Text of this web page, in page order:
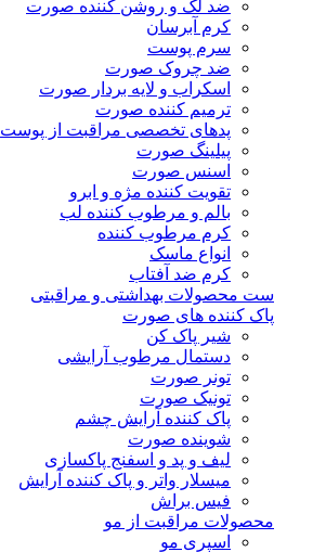
ضد لک و روشن کننده صورت
کرم آبرسان
سرم پوست
ضد چروک صورت
اسکراب و لایه بردار صورت
ترمیم کننده صورت
پدهای تخصصی مراقبت از پوست
پیلینگ صورت
اسنس صورت
تقویت کننده مژه و ابرو
بالم و مرطوب کننده لب
کرم مرطوب کننده
انواع ماسک
کرم ضد آفتاب
ست محصولات بهداشتی و مراقبتی
پاک کننده های صورت
شیر پاک کن
دستمال مرطوب آرایشی
تونر صورت
تونیک صورت
پاک کننده آرایش چشم
شوینده صورت
لیف و پد و اسفنج پاکسازی
میسلار واتر و پاک کننده آرایش
فیس براش
محصولات مراقبت از مو
اسپری مو